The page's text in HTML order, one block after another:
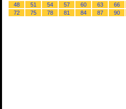
48
51 54 57 60 63 66
72
75 78 81 84 87 90